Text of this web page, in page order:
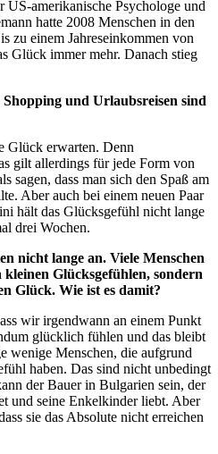
amerikanische Psychologe und
hatte 2008 Menschen in den
zu einem Jahreseinkommen von
Glück immer mehr. Danach stieg
und Urlaubsreisen sind
Glück erwarten. Denn
gilt allerdings für jede Form von
sagen, dass man sich den Spaß am
Aber auch bei einem neuen Paar
hält das Glücksgefühl nicht lange
drei Wochen.
nicht lange an. Viele Menschen
Glücksgefühlen, sondern
Glück. Wie ist es damit?
wir irgendwann an einem Punkt
glücklich fühlen und das bleibt
wenige Menschen, die aufgrund
haben. Das sind nicht unbedingt
der Bauer in Bulgarien sein, der
und seine Enkelkinder liebt. Aber
sie das Absolute nicht erreichen